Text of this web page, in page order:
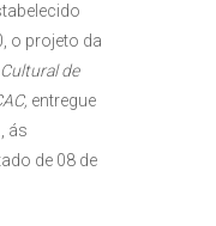
o projeto da
de
entregue
ás
de 08 de